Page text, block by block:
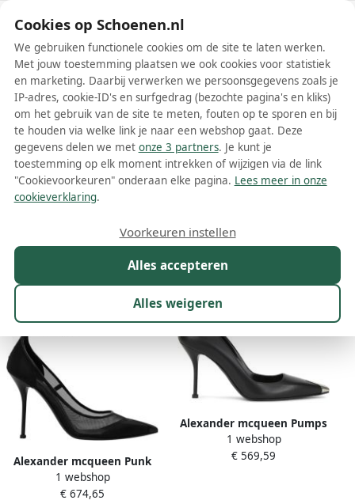
Schoenen.nl
Wis filters Alle filters
Zwarte Alexander McQueen dames
pumps
Meer lezen
1 Kleur 1 Prijs
16 resultaten:
Alexander mcqueen Punk
pumps Zwart Dames
1 webshop
€ 674,65
Alexander mcqueen Pumps
Zwart Dames
1 webshop
€ 569,59
Cookies op Schoenen.nl
We gebruiken functionele cookies om de site te laten werken.
Met jouw toestemming plaatsen we ook cookies voor statistiek
en marketing. Daarbij verwerken we persoonsgegevens zoals je
IP-adres, cookie-ID's en surfgedrag (bezochte pagina's en kliks)
om het gebruik van de site te meten, fouten op te sporen en bij
te houden via welke link je naar een webshop gaat. Deze
gegevens delen we met onze 3 partners. Je kunt je
toestemming op elk moment intrekken of wijzigen via de link
"Cookievoorkeuren" onderaan elke pagina. Lees meer in onze
cookieverklaring.
Alles accepteren
Alles weigeren
Voorkeuren instellen